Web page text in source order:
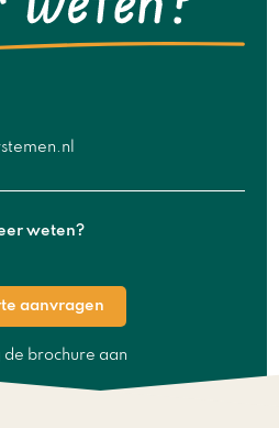
weten?
aanvragen
de brochure aan